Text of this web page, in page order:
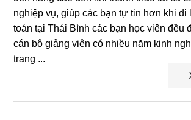
nghiệp vụ, giúp các bạn tự tin hơn khi đi
toán tại Thái Bình các bạn học viên đều
cán bộ giảng viên có nhiều năm kinh
trang ...